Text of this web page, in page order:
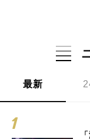
最新